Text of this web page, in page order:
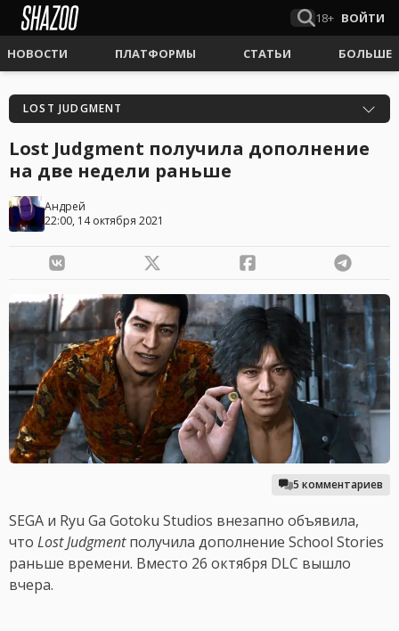
18+ ВОЙТИ
НОВОСТИ ПЛАТФОРМЫ СТАТЬИ БОЛЬШЕ
LOST JUDGMENT
Lost Judgment получила дополнение
на две недели раньше
Андрей
22:00, 14 октября 2021
5 комментариев
SEGA и Ryu Ga Gotoku Studios внезапно объявила,
что Lost Judgmentполучила дополнение School Stories
раньше времени. Вместо 26 октября DLC вышло
вчера.